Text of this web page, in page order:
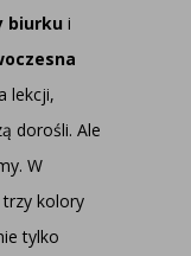
biurku i
lekcji,
dorośli. Ale
W
trzy kolory
tylko